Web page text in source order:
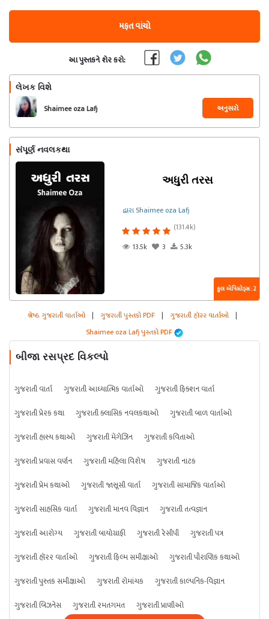
મફત વાંચો
આ પુસ્તકને શેર કરો:
લેખક વિશે
Shaimee oza Lafj અનુસરો
સંપૂર્ણ નવલકથા
અધુરી તરસ
દ્વારા Shaimee oza Lafj
(131.4k)
13.5k
3 5.3k
કુલ એપિસોડ્સ : 2
શ્રેષ્ઠ ગુજરાતી વાર્તાઓ | ગુજરાતી પુસ્તકો PDF | ગુજરાતી હૉરર વાર્તાઓ |
Shaimee oza Lafj પુસ્તકો PDF
બીજા રસપ્રદ વિકલ્પો
ગુજરાતી વાર્તા ગુજરાતી આધ્યાત્મિક વાર્તાઓ
ગુજરાતી ફિક્શન વાર્તા
ગુજરાતી પ્રેરક કથા
ગુજરાતી ક્લાસિક નવલકથાઓ
ગુજરાતી બાળ વાર્તાઓ
ગુજરાતી હાસ્ય કથાઓ
ગુજરાતી મેગેઝિન
ગુજરાતી કવિતાઓ
ગુજરાતી પ્રવાસ વર્ણન
ગુજરાતી મહિલા વિશેષ
ગુજરાતી નાટક
ગુજરાતી પ્રેમ કથાઓ
ગુજરાતી જાસૂસી વાર્તા
ગુજરાતી સામાજિક વાર્તાઓ
ગુજરાતી સાહસિક વાર્તા
ગુજરાતી માનવ વિજ્ઞાન
ગુજરાતી તત્વજ્ઞાન
ગુજરાતી આરોગ્ય
ગુજરાતી બાયોગ્રાફી ગુજરાતી રેસીપી
ગુજરાતી પત્ર
ગુજરાતી હૉરર વાર્તાઓ
ગુજરાતી ફિલ્મ સમીક્ષાઓ
ગુજરાતી પૌરાણિક કથાઓ
ગુજરાતી પુસ્તક સમીક્ષાઓ
ગુજરાતી રોમાંચક
ગુજરાતી કાલ્પનિક-વિજ્ઞાન
ગુજરાતી બિઝનેસ
ગુજરાતી રમતગમત ગુજરાતી પ્રાણીઓ